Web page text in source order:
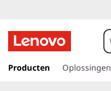
a
a
Producten Oplossingen